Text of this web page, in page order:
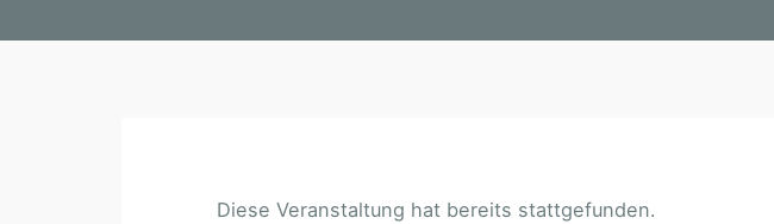
Diese Veranstaltung hat bereits stattgefunden.